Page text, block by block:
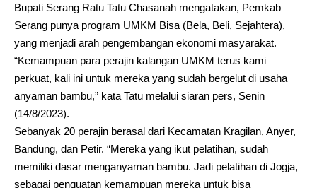
Bupati Serang Ratu Tatu Chasanah mengatakan, Pemkab
Serang punya program UMKM Bisa (Bela, Beli, Sejahtera),
yang menjadi arah pengembangan ekonomi masyarakat.
“Kemampuan para perajin kalangan UMKM terus kami
perkuat, kali ini untuk mereka yang sudah bergelut di usaha
anyaman bambu,” kata Tatu melalui siaran pers, Senin
(14/8/2023).
Sebanyak 20 perajin berasal dari Kecamatan Kragilan, Anyer,
Bandung, dan Petir. “Mereka yang ikut pelatihan, sudah
memiliki dasar menganyaman bambu. Jadi pelatihan di Jogja,
sebagai penguatan kemampuan mereka untuk bisa